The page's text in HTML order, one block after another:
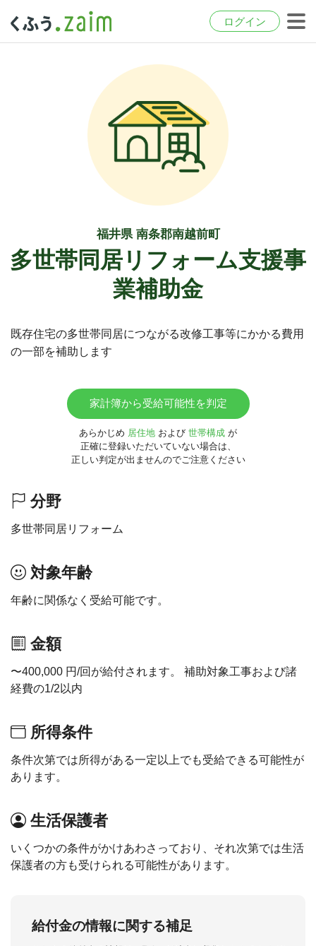
ログイン
福井県 南条郡南越前町
多世帯同居リフォーム支援事
業補助金
既存住宅の多世帯同居につながる改修工事等にかかる費用
の一部を補助します
家計簿から受給可能性を判定
あらかじめ 居住地 および 世帯構成 が
正確に登録いただいていない場合は、
正しい判定が出ませんのでご注意ください
分野
多世帯同居リフォーム
対象年齢
年齢に関係なく受給可能です。
金額
〜400,000 円/回が給付されます。 補助対象工事および諸
経費の1/2以内
所得条件
条件次第では所得がある一定以上でも受給できる可能性が
あります。
生活保護者
いくつかの条件がかけあわさっており、それ次第では生活
保護者の方も受けられる可能性があります。
給付金の情報に関する補足